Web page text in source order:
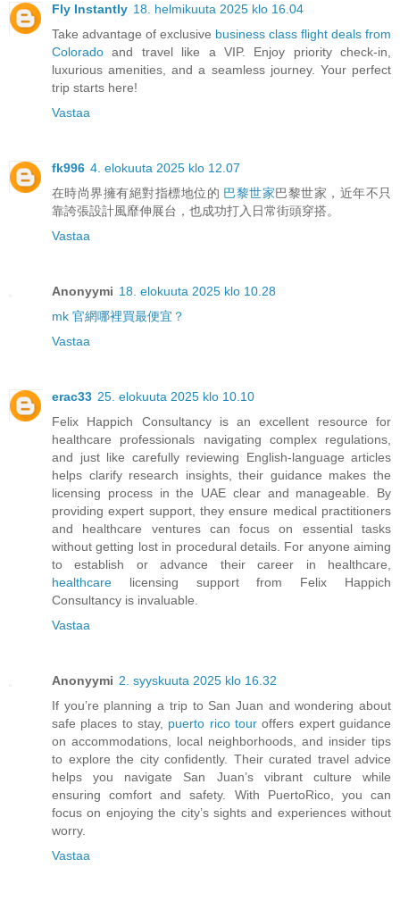
Fly Instantly 18. helmikuuta 2025 klo 16.04
Take advantage of exclusive business class flight deals from
Colorado and travel like a VIP. Enjoy priority check-in,
luxurious amenities, and a seamless journey. Your perfect
trip starts here!
Vastaa
fk996 4. elokuuta 2025 klo 12.07
在時尚界擁有絕對指標地位的 巴黎世家巴黎世家，近年不只
靠誇張設計風靡伸展台，也成功打入日常街頭穿搭。
Vastaa
Anonyymi 18. elokuuta 2025 klo 10.28
mk 官網哪裡買最便宜？
Vastaa
erac33 25. elokuuta 2025 klo 10.10
Felix Happich Consultancy is an excellent resource for
healthcare professionals navigating complex regulations,
and just like carefully reviewing English-language articles
helps clarify research insights, their guidance makes the
licensing process in the UAE clear and manageable. By
providing expert support, they ensure medical practitioners
and healthcare ventures can focus on essential tasks
without getting lost in procedural details. For anyone aiming
to establish or advance their career in healthcare,
healthcare licensing support from Felix Happich
Consultancy is invaluable.
Vastaa
Anonyymi 2. syyskuuta 2025 klo 16.32
If you’re planning a trip to San Juan and wondering about
safe places to stay, puerto rico tour offers expert guidance
on accommodations, local neighborhoods, and insider tips
to explore the city confidently. Their curated travel advice
helps you navigate San Juan’s vibrant culture while
ensuring comfort and safety. With PuertoRico, you can
focus on enjoying the city’s sights and experiences without
worry.
Vastaa